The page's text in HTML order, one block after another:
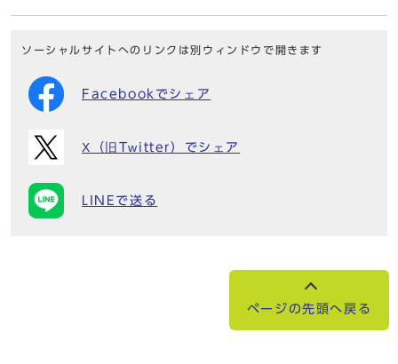
ソーシャルサイトへのリンクは別ウィンドウで開きます
Facebookでシェア
X（旧Twitter）でシェア
LINEで送る
ページの先頭へ戻る